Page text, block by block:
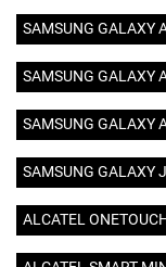
SAMSUNG GALAXY
SAMSUNG GALAXY
SAMSUNG GALAXY
SAMSUNG GALAXY
ALCATEL